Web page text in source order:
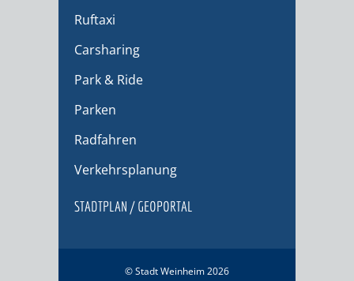
Ruftaxi
Carsharing
Park & Ride
Parken
Radfahren
Verkehrsplanung
STADTPLAN / GEOPORTAL
© Stadt Weinheim 2026